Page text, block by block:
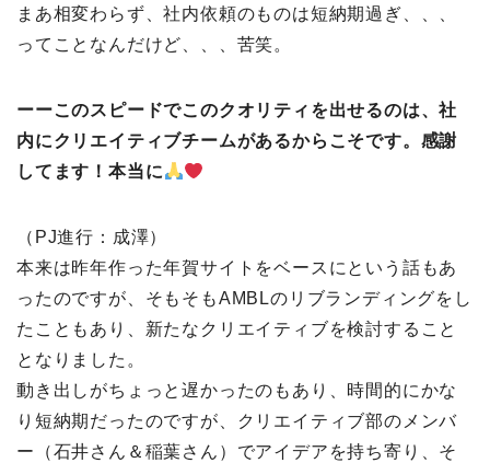
まあ相変わらず、社内依頼のものは短納期過ぎ、、、
ってことなんだけど、、、苦笑。
ーーこのスピードでこのクオリティを出せるのは、社
内にクリエイティブチームがあるからこそです。感謝
してます！本当に
（PJ進行：成澤）
本来は昨年作った年賀サイトをベースにという話もあ
ったのですが、そもそもAMBLのリブランディングをし
たこともあり、新たなクリエイティブを検討すること
となりました。
動き出しがちょっと遅かったのもあり、時間的にかな
り短納期だったのですが、クリエイティブ部のメンバ
ー（石井さん＆稲葉さん）でアイデアを持ち寄り、そ